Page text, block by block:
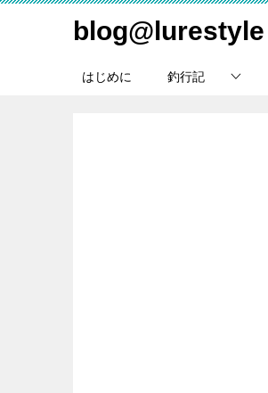
blog@lurestyle
はじめに 釣行記